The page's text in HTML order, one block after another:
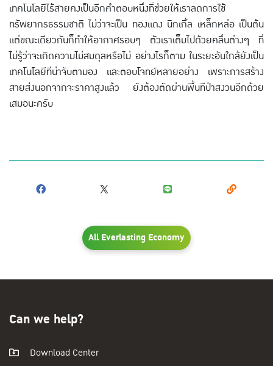
เทคโนโลยีไร้สายคงเป็นอีกคำตอบหนึ่งที่ช่วยให้เราลดการใช้
ทรัพยากรธรรมชาติ ไม่ว่าจะเป็น ทองแดง นิกเกิ้ล เหล็กหล่อ เป็นต้น
แต่ขณะเดียวกันก็ทำให้อากาศรอบๆ ตัวเราเต็มไปด้วยคลื่นต่างๆ ที่
ไม่รู้ว่าจะเกิดความไม่สมดุลหรือไม่ อย่างไรก็ตาม ในระยะอันใกล้ยังเป็น
เทคโนโลยีที่น่าจับตามอง และตอบโจทย์หลายอย่าง เพราะการสร้าง
สายส่งนอกจากจะราคาสูงแล้ว ยังต้องตัดผ่านพื้นที่ป่าสงวนอีกด้วย
เสมอนะครับ
All Everlasting Economy
Can we help?
Download Center